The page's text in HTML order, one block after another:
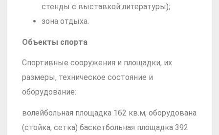
стенды с выставкой литературы);
зона отдыха.
Объекты спорта
Спортивные сооружения и площадки, их
размеры, техническое состояние и
оборудование:
волейбольная площадка 162 кв.м, оборудована
(стойка, сетка) баскетбольная площадка 392